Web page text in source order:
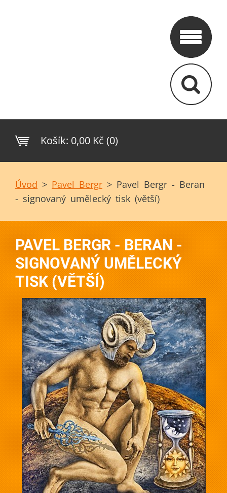
Košík: 0,00 Kč (0)
Úvod > Pavel Bergr > Pavel Bergr - Beran
- signovaný umělecký tisk (větší)
PAVEL BERGR - BERAN -
SIGNOVANÝ UMĚLECKÝ
TISK (VĚTŠÍ)